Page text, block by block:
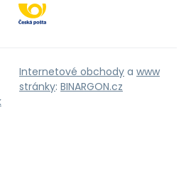
Internetové obchody a www
stránky: BINARGON.cz